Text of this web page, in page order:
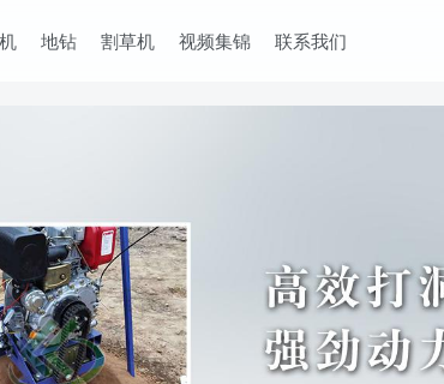
地钻 割草机 视频集锦 联系我们